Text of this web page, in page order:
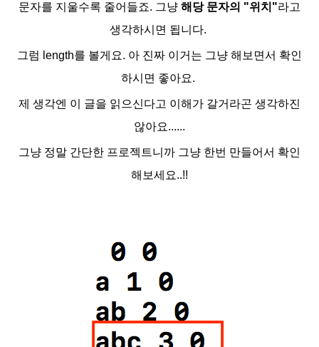
문자를 지울수록 줄어들죠. 그냥 해당 문자의 "위치"라고
생각하시면 됩니다.
그럼 length를 볼게요. 아 진짜 이거는 그냥 해보면서 확인
하시면 좋아요.
제 생각엔 이 글을 읽으신다고 이해가 갈거라곤 생각하진
않아요......
그냥 정말 간단한 프로젝트니까 그냥 한번 만들어서 확인
해보세요..!!